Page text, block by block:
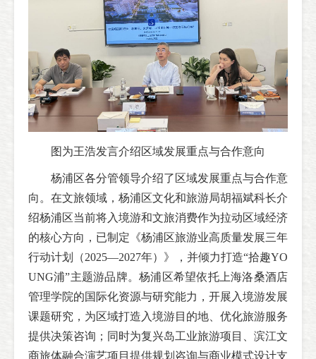
图为王浩发言介绍区域发展重点与合作意向
杨浦区各分管领导介绍了区域发展重点与合作意
向。在文旅领域，杨浦区文化和旅游局胡福斌科长介
绍杨浦区当前将入境游和文旅消费作为拉动区域经济
的核心方向，已制定《杨浦区旅游业高质量发展三年
行动计划（2025—2027年）》，并倾力打造“拾趣YO
UNG浦”主题游品牌。杨浦区希望依托上海洛桑酒店
管理学院的国际化资源与研究能力，开展入境游发展
课题研究，为区域打造入境游目的地、优化旅游服务
提供决策咨询；同时为复兴岛工业旅游项目、滨江文
商旅体融合演艺项目提供规划咨询与商业模式设计支